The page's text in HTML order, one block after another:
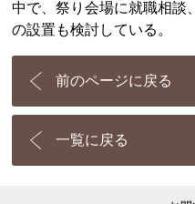
中で、祭り会場に就職相談
の設置も検討している。
前のページに戻る
一覧に戻る